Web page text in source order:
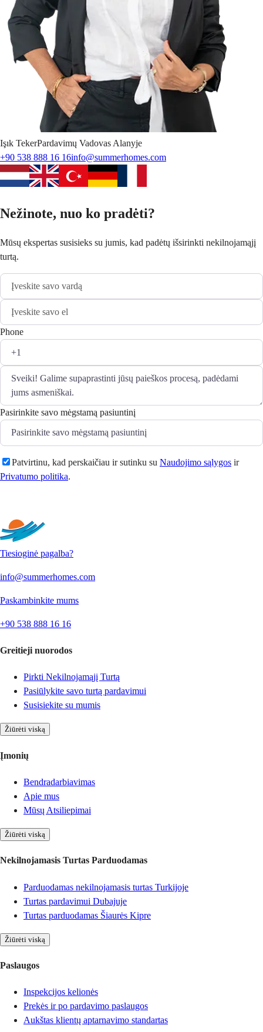
Işık TekerPardavimų Vadovas Alanyje
+90 538 888 16 16info@summerhomes.com
Nežinote, nuo ko pradėti?
Mūsų ekspertas susisieks su jumis, kad padėtų išsirinkti nekilnojamąjį
turtą.
Phone
Pasirinkite savo mėgstamą pasiuntinį
Patvirtinu, kad perskaičiau ir sutinku su Naudojimo sąlygos ir
Privatumo politika.
Tiesioginė pagalba?
info@summerhomes.com
Paskambinkite mums
+90 538 888 16 16
Greitieji nuorodos
Pirkti Nekilnojamąjį Turtą
Pasiūlykite savo turtą pardavimui
Susisiekite su mumis
Žiūrėti viską
Įmonių
Bendradarbiavimas
Apie mus
Mūsų Atsiliepimai
Žiūrėti viską
Nekilnojamasis Turtas Parduodamas
Parduodamas nekilnojamasis turtas Turkijoje
Turtas pardavimui Dubajuje
Turtas parduodamas Šiaurės Kipre
Žiūrėti viską
Paslaugos
Inspekcijos kelionės
Prekės ir po pardavimo paslaugos
Aukštas klientų aptarnavimo standartas